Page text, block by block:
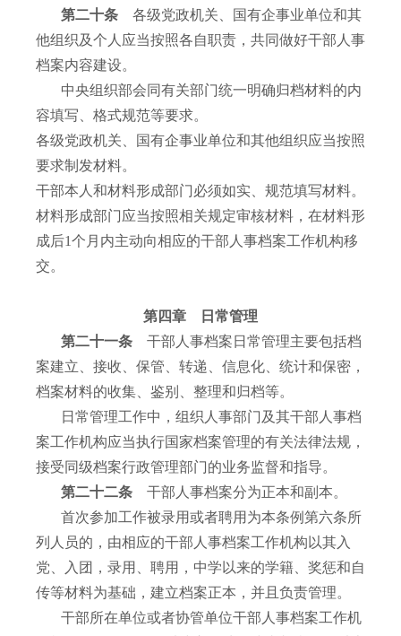
第二十条 各级党政机关、国有企事业单位和其
他组织及个人应当按照各自职责，共同做好干部人事
档案内容建设。
中央组织部会同有关部门统一明确归档材料的内
容填写、格式规范等要求。
各级党政机关、国有企事业单位和其他组织应当按照
要求制发材料。
干部本人和材料形成部门必须如实、规范填写材料。
材料形成部门应当按照相关规定审核材料，在材料形
成后1个月内主动向相应的干部人事档案工作机构移
交。
第四章 日常管理
第二十一条 干部人事档案日常管理主要包括档
案建立、接收、保管、转递、信息化、统计和保密，
档案材料的收集、鉴别、整理和归档等。
日常管理工作中，组织人事部门及其干部人事档
案工作机构应当执行国家档案管理的有关法律法规，
接受同级档案行政管理部门的业务监督和指导。
第二十二条 干部人事档案分为正本和副本。
首次参加工作被录用或者聘用为本条例第六条所
列人员的，由相应的干部人事档案工作机构以其入
党、入团，录用、聘用，中学以来的学籍、奖惩和自
传等材料为基础，建立档案正本，并且负责管理。
干部所在单位或者协管单位干部人事档案工作机